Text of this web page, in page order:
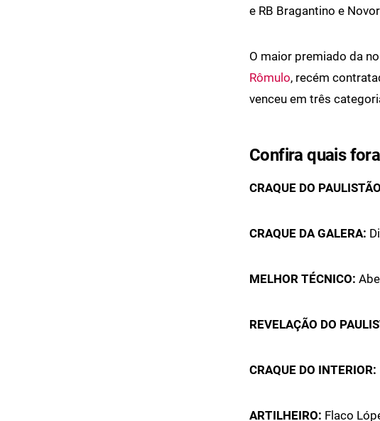
e RB Bragantino e
O maior premiado da
Rômulo, recém
venceu em três
Confira quais
CRAQUE DO
CRAQUE DA GALERA:
MELHOR TÉCNICO:
REVELAÇÃO DO
CRAQUE DO INTERIOR:
ARTILHEIRO: Flaco